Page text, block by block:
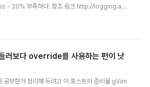
- 20% 부족하다. 참조 링크 http://logging.ap
가 많은 서비의 다락방 블로그 에, 전반적인 배
흔적을 남기는 기능을 뜻한다. 이것은 로그라고 불
한가? 살다보면 꼭 의도한 데로 살아가..
러보다 override를 사용하는 편이 낫
공부한거 정리해 두려고 이 포스트의 준비물 gVim